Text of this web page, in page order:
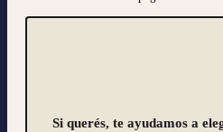
Si querés, te ayudamos a